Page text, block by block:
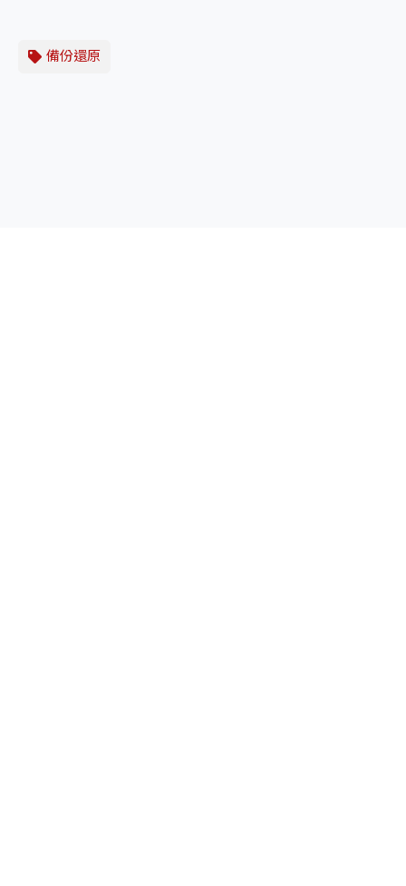
備份還原